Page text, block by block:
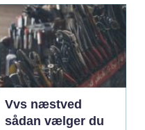
Vvs næstved
sådan vælger du